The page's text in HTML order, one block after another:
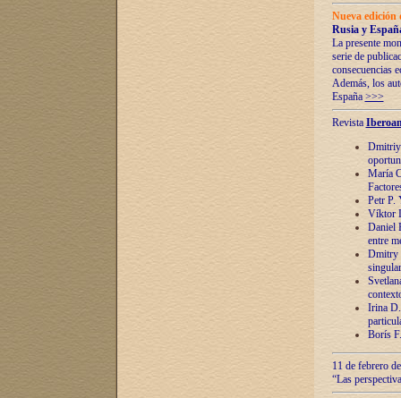
Nueva
Rusia y
La presente
serie de
consecuencias
Además, los
España >>>
Revista
Dmitriy
María
Petr P.
Víktor
Daniel
entre
Dmitry
Irina
Borís
11 de febrero
“Las